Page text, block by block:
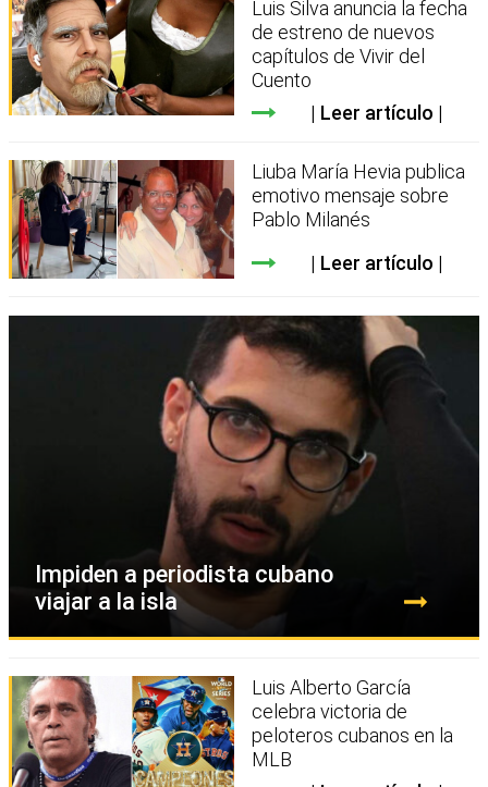
Luis Silva anuncia la fecha
de estreno de nuevos
capítulos de Vivir del
Cuento
Leer artículo
Liuba María Hevia publica
emotivo mensaje sobre
Pablo Milanés
Leer artículo
Impiden a periodista cubano
viajar a la isla
Luis Alberto García
celebra victoria de
peloteros cubanos en la
MLB